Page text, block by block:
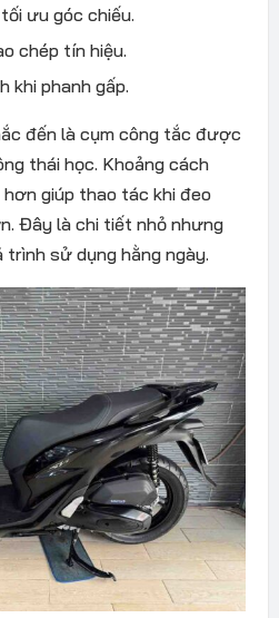
ưu góc chiếu.
chép tín hiệu.
khi phanh gấp.
đến là cụm công tắc được
thái học. Khoảng cách
giúp thao tác khi đeo
Đây là chi tiết nhỏ nhưng
sử dụng hằng ngày.